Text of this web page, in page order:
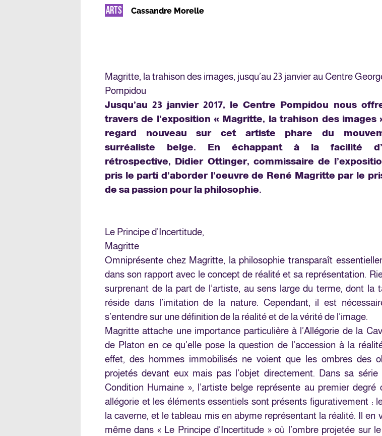
ARTS Cassandre Morelle
Magritte, la trahison des images, jusqu’au 23 janvier au Centre
Pompidou
Jusqu’au 23 janvier 2017, le Centre Pompidou nous
travers de l’exposition « Magritte, la trahison des images
regard nouveau sur cet artiste phare du
surréaliste belge. En échappant à la facilité
rétrospective, Didier Ottinger, commissaire de
pris le parti d’aborder l’oeuvre de René Magritte par le
de sa passion pour la philosophie.
Le Principe d’Incertitude,
Magritte
Omniprésente chez Magritte, la philosophie transparaît
dans son rapport avec le concept de réalité et sa représentation.
surprenant de la part de l’artiste, au sens large du terme, dont la
réside dans l’imitation de la nature. Cependant, il est
s’entendre sur une définition de la réalité et de la vérité de l’image.
Magritte attache une importance particulière à l’Allégorie de la
de Platon en ce qu’elle pose la question de l’accession à la
effet, des hommes immobilisés ne voient que les ombres des
projetés devant eux mais pas l’objet directement. Dans sa série
Condition Humaine », l’artiste belge représente au premier degré
allégorie et les éléments essentiels sont présents figurativement :
la caverne, et le tableau mis en abyme représentant la réalité. Il en
même dans « Le Principe d’Incertitude » où l’ombre projetée sur